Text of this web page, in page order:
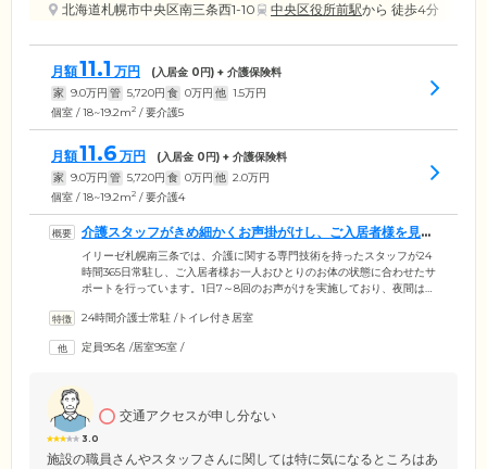
北海道札幌市中央区南三条西1-10 中央区役所前駅から 徒歩4分
月額11.1 万円 (入居金 0円) + 介護保険料
家 9.0万円 管 5,720円 食 0万円 他 1.5万円
個室 / 18~19.2m2 / 要介護5
月額11.6 万円 (入居金 0円) + 介護保険料
家 9.0万円 管 5,720円 食 0万円 他 2.0万円
個室 / 18~19.2m2 / 要介護4
介護スタッフがきめ細かくお声掛がけし、ご入居者様を見守
ります
イリーゼ札幌南三条では、介護に関する専門技術を持ったスタッフが24
時間365日常駐し、ご入居者様お一人おひとりのお体の状態に合わせたサ
ポートを行っています。1日7～8回のお声がけを実施しており、夜間はご
365日常駐し、日常の健康管理や医療的ケアを行いますので、安心してお
ただくことで、訪問診療や、訪問歯科診療をご利用になれます。さら
24時間介護士常駐 /トイレ付き居室
定員95名 /居室95室 /
3.0
交通アクセスが申し分ない
施設の職員さんやスタッフさんに関しては特に気になるところはあ